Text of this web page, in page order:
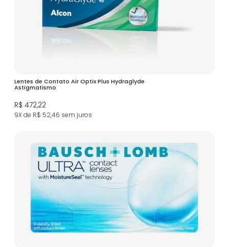
Lentes de Contato Air Optix Plus Hydraglyde
Astigmatismo
R$ 472,22
9X de R$ 52,46 sem juros